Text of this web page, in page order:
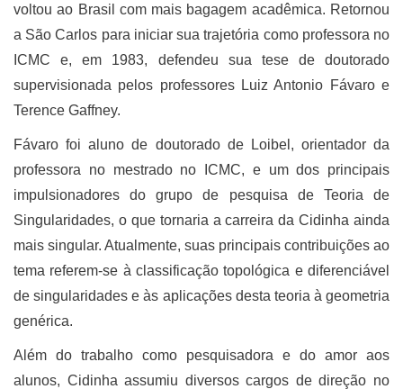
voltou ao Brasil com mais bagagem acadêmica. Retornou
a São Carlos para iniciar sua trajetória como professora no
ICMC e, em 1983, defendeu sua tese de doutorado
supervisionada pelos professores Luiz Antonio Fávaro e
Terence Gaffney.
Fávaro foi aluno de doutorado de Loibel, orientador da
professora no mestrado no ICMC, e um dos principais
impulsionadores do grupo de pesquisa de Teoria de
Singularidades, o que tornaria a carreira da Cidinha ainda
mais singular. Atualmente, suas principais contribuições ao
tema referem-se à classificação topológica e diferenciável
de singularidades e às aplicações desta teoria à geometria
genérica.
Além do trabalho como pesquisadora e do amor aos
alunos, Cidinha assumiu diversos cargos de direção no